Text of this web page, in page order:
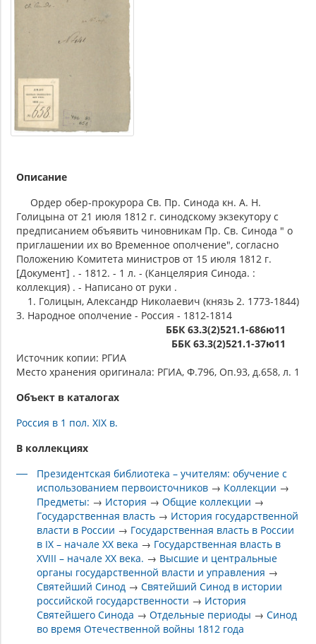
Описание
Ордер обер-прокурора Св. Пр. Синода кн. А. Н.
Голицына от 21 июля 1812 г. синодскому экзекутору с
предписанием объявить чиновникам Пр. Св. Синода " о
приглашении их во Временное ополчение", согласно
Положению Комитета министров от 15 июля 1812 г.
[Документ] . - 1812. - 1 л. - (Канцелярия Синода. :
коллекция) . - Написано от руки .
1. Голицын, Александр Николаевич (князь 2. 1773-1844)
3. Народное ополчение - Россия - 1812-1814
ББК 63.3(2)521.1-686ю11
ББК 63.3(2)521.1-37ю11
Источник копии: РГИА
Место хранения оригинала: РГИА, Ф.796, Оп.93, д.658, л. 1
Объект в каталогах
Россия в 1 пол. XIX в.
В коллекциях
Президентская библиотека – учителям: обучение с
использованием первоисточников → Коллекции →
Предметы: → История →Общие коллекции →
Государственная власть → История государственной
власти в России → Государственная власть в России
в IX – начале XX века → Государственная власть в
XVIII – начале XX века. → Высшие и центральные
органы государственной власти и управления →
Святейший Синод →Святейший Синод в истории
российской государственности → История
Святейшего Синода →Отдельные периоды →Синод
во время Отечественной войны 1812 года